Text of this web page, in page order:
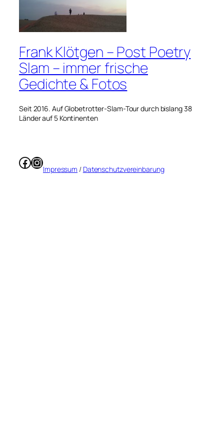
Frank Klötgen – Post Poetry
Slam – immer frische
Gedichte & Fotos
Seit 2016. Auf Globetrotter-Slam-Tour durch bislang 38
Länder auf 5 Kontinenten
Facebook
Instagram
Impressum / Datenschutzvereinbarung